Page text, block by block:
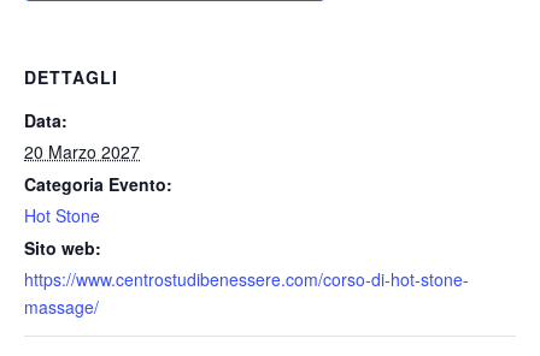
DETTAGLI
Data:
20 Marzo 2027
Categoria Evento:
Hot Stone
Sito web:
https://www.centrostudibenessere.com/corso-di-hot-stone-
massage/